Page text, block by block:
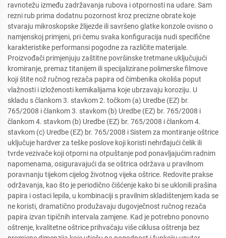
ravnotežu između zadržavanja rubova i otpornosti na udare. Sam
rezni rub prima dodatnu pozornost kroz precizne obrate koje
stvaraju mikroskopske žlijezde ili savršeno glatke konzole ovisno o
namjenskoj primjeni, pri čemu svaka konfiguracija nudi specifične
karakteristike performansi pogodne za različite materijale.
Proizvođači primjenjuju zaštitne površinske tretmane uključujući
kromiranje, premaz titanijem ili specijalizirane polimerske filmove
koji štite nož ručnog rezača papira od čimbenika okoliša poput
vlažnosti i izloženosti kemikalijama koje ubrzavaju koroziju. U
skladu s člankom 3. stavkom 2. točkom (a) Uredbe (EZ) br.
765/2008 i člankom 3. stavkom (b) Uredbe (EZ) br. 765/2008 i
člankom 4. stavkom (b) Uredbe (EZ) br. 765/2008 i člankom 4.
stavkom (c) Uredbe (EZ) br. 765/2008 i Sistem za montiranje oštrice
uključuje hardver za teške poslove koji koristi nehrđajući čelik ili
tvrde vezivače koji otporni na otpuštanje pod ponavljajućim radnim
napomenama, osiguravajući da se oštrica održava u pravilnom
poravnanju tijekom cijelog životnog vijeka oštrice. Redovite prakse
održavanja, kao što je periodično čišćenje kako bi se uklonili prašina
papira i ostaci lepila, u kombinaciji s pravilnim skladištenjem kada se
ne koristi, dramatično produžavaju dugovječnost ručnog rezača
papira izvan tipičnih intervala zamjene. Kad je potrebno ponovno
oštrenje, kvalitetne oštrice prihvaćaju više ciklusa oštrenja bez